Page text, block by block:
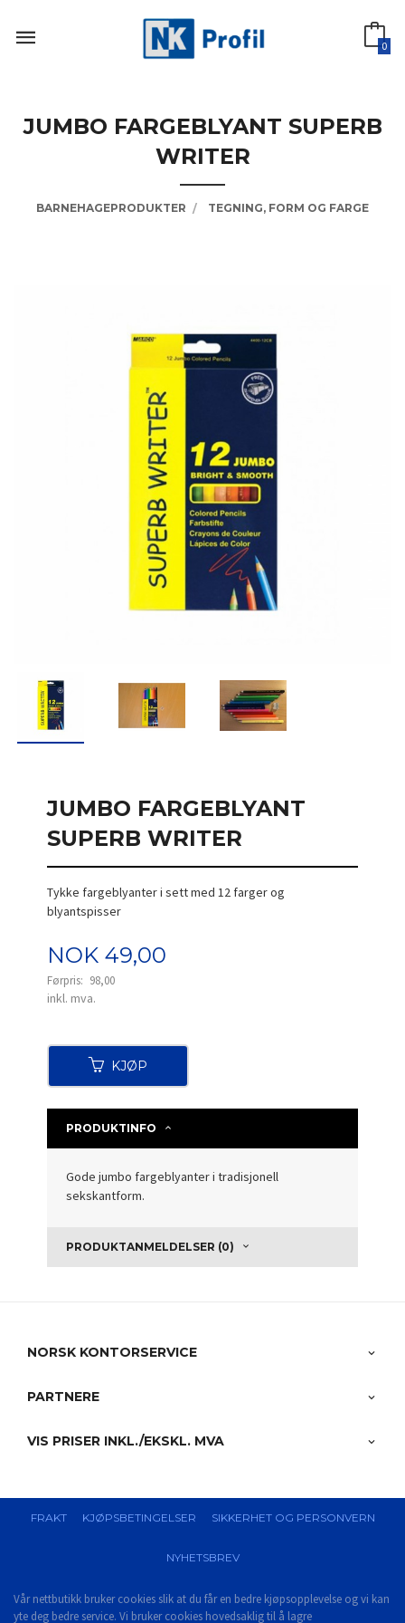
innholdet
0
JUMBO FARGEBLYANT SUPERB
WRITER
BARNEHAGEPRODUKTER TEGNING, FORM OG FARGE
JUMBO FARGEBLYANT
SUPERB WRITER
Tykke fargeblyanter i sett med 12 farger og
blyantspisser
Tilbud
NOK 49,00
Førpris: 98,00
Rabatt
inkl. mva.
KJØP
PRODUKTINFO
Gode jumbo fargeblyanter i tradisjonell
sekskantform.
PRODUKTANMELDELSER (0)
NORSK KONTORSERVICE
PARTNERE
VIS PRISER INKL./EKSKL. MVA
FRAKT KJØPSBETINGELSER SIKKERHET OG PERSONVERN
NYHETSBREV
Vår nettbutikk bruker cookies slik at du får en bedre kjøpsopplevelse og vi kan
yte deg bedre service. Vi bruker cookies hovedsaklig til å lagre